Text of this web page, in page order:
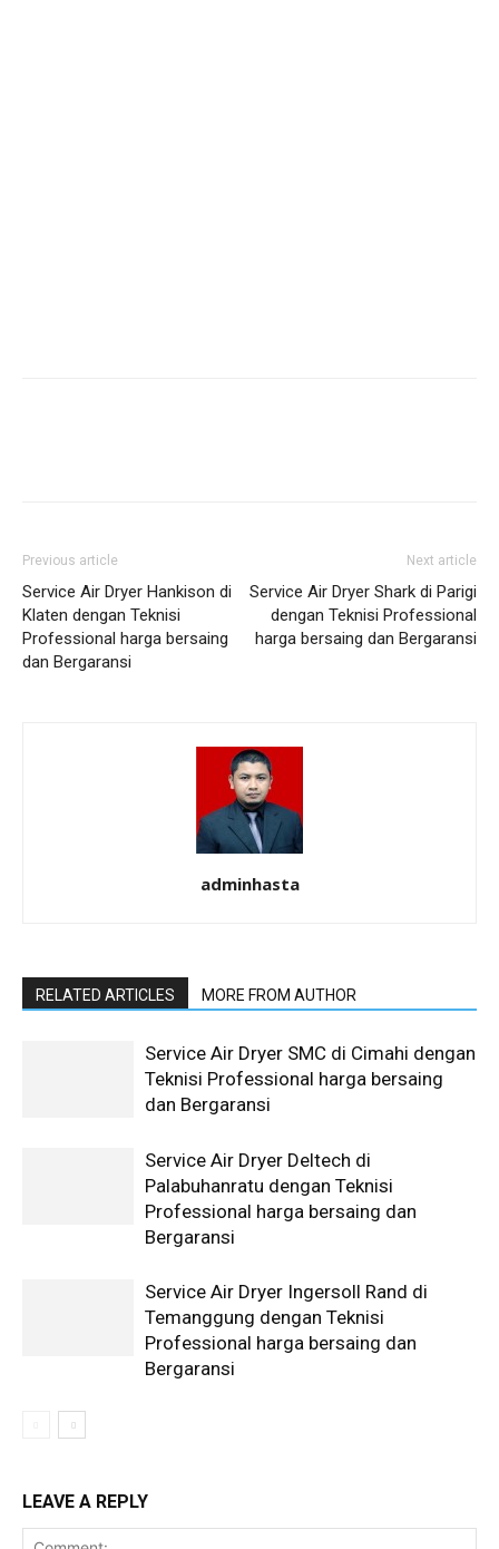
Previous article
Service Air Dryer Hankison di
Klaten dengan Teknisi
Professional harga bersaing
dan Bergaransi
Next article
Service Air Dryer Shark di Parigi
dengan Teknisi Professional
harga bersaing dan Bergaransi
adminhasta
RELATED ARTICLES MORE FROM AUTHOR
Service Air Dryer SMC di Cimahi dengan
Teknisi Professional harga bersaing
dan Bergaransi
Service Air Dryer Deltech di
Palabuhanratu dengan Teknisi
Professional harga bersaing dan
Bergaransi
Service Air Dryer Ingersoll Rand di
Temanggung dengan Teknisi
Professional harga bersaing dan
Bergaransi
LEAVE A REPLY